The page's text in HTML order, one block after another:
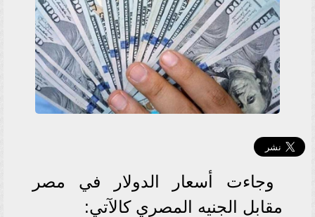
وجاءت أسعار الدولار في مصر
مقابل الجنيه المصري كالآتي: